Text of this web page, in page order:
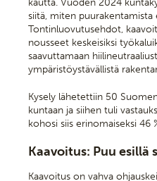
kautta. Vuoden 2024
siitä, miten puurakentamista
Tontinluovutusehdot,
nousseet keskeisiksi
saavuttamaan
ympäristöystävällistä
Kysely lähetettiin 50
kuntaan ja siihen tuli
kohosi siis erinomaiseksi 46
Kaavoitus: Puu esillä
Kaavoitus on vahva